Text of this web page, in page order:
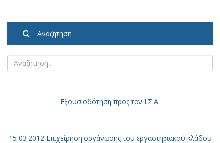
Αναζήτηση
Εξουσιοδότηση προς τον Ι.Σ.Α.
15 03 2012 Επιχείρηση οργάνωσης του εργαστηριακού κλάδου